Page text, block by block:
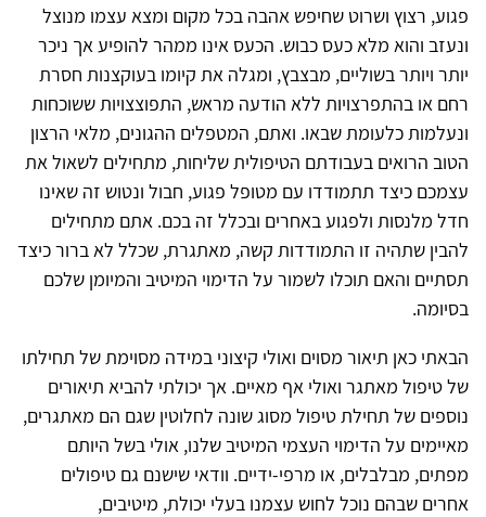
פגוע, רצוץ ושרוט שחיפש אהבה בכל מקום ומצא עצמו מנוצל
ונעזב והוא מלא כעס כבוש. הכעס אינו ממהר להופיע אך ניכר
יותר ויותר בשוליים, מבצבץ, ומגלה את קיומו בעוקצנות חסרת
רחם או בהתפרצויות ללא הודעה מראש, התפוצצויות ששוכחות
ונעלמות כלעומת שבאו. ואתם, המטפלים ההגונים, מלאי הרצון
הטוב הרואים בעבודתם הטיפולית שליחות, מתחילים לשאול את
עצמכם כיצד תתמודדו עם מטופל פגוע, חבול ונטוש זה שאינו
חדל מלנסות ולפגוע באחרים ובכלל זה בכם. אתם מתחילים
להבין שתהיה זו התמודדות קשה, מאתגרת, שכלל לא ברור כיצד
תסתיים והאם תוכלו לשמור על הדימוי המיטיב והמיומן שלכם
בסיומה.
הבאתי כאן תיאור מסוים ואולי קיצוני במידה מסוימת של תחילתו
של טיפול מאתגר ואולי אף מאיים. אך יכולתי להביא תיאורים
נוספים של תחילת טיפול מסוג שונה לחלוטין שגם הם מאתגרים,
מאיימים על הדימוי העצמי המיטיב שלנו, אולי בשל היותם
מפתים, מבלבלים, או מרפי-ידיים. וודאי שישנם גם טיפולים
אחרים שבהם נוכל לחוש עצמנו בעלי יכולת, מיטיבים,